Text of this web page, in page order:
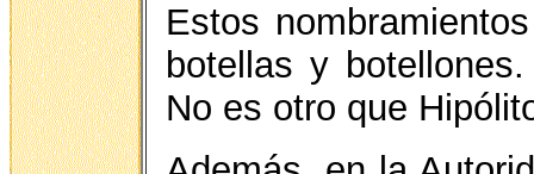
Estos
botellas y
No es otro que